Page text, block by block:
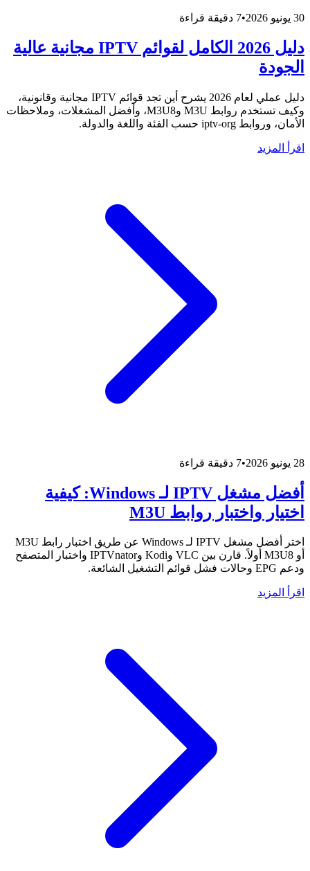
30 يونيو 2026 •7 دقيقة قراءة
دليل 2026 الكامل لقوائم IPTV مجانية عالية
الجودة
دليل عملي لعام 2026 يشرح أين تجد قوائم IPTV مجانية وقانونية،
وكيف تستخدم روابط M3U وM3U8، وأفضل المشغلات، وملاحظات
الأمان، وروابط iptv-org حسب الفئة واللغة والدولة.
اقرأ المزيد
28 يونيو 2026 •7 دقيقة قراءة
أفضل مشغل IPTV لـ Windows: كيفية
اختيار واختبار روابط M3U
اختر أفضل مشغل IPTV لـ Windows عن طريق اختبار رابط M3U
أو M3U8 أولاً. قارن بين VLC وKodi وIPTVnator واختبار المتصفح
ودعم EPG وحالات فشل قوائم التشغيل الشائعة.
اقرأ المزيد